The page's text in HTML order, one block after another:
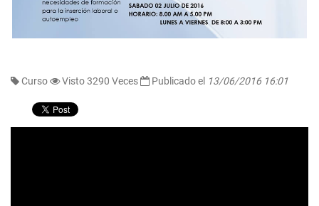
Curso Visto 3290 Veces Publicado el 13/06/2016 16:01